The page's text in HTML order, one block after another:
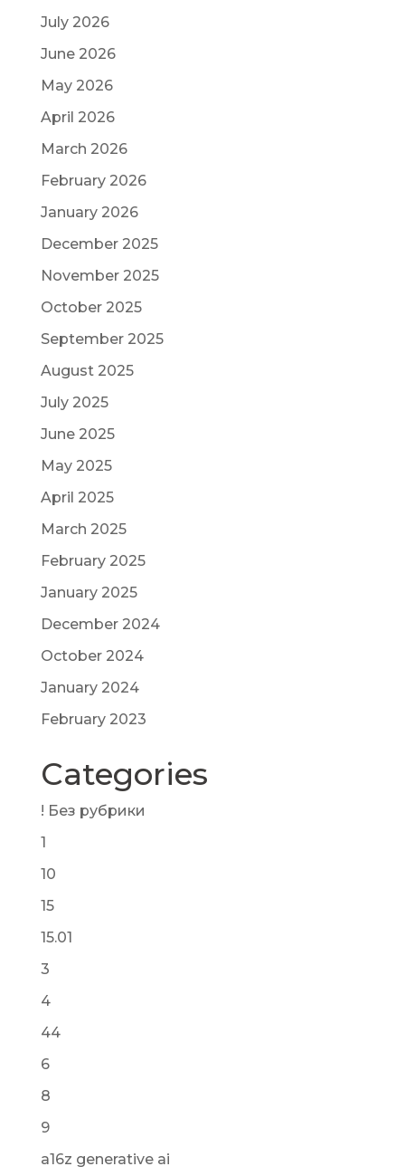
July 2026
June 2026
May 2026
April 2026
March 2026
February 2026
January 2026
December 2025
November 2025
October 2025
September 2025
August 2025
July 2025
June 2025
May 2025
April 2025
March 2025
February 2025
January 2025
December 2024
October 2024
January 2024
February 2023
Categories
! Без рубрики
1
10
15
15.01
3
4
44
6
8
9
a16z generative ai